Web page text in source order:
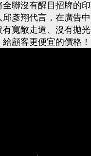
聯沒有醒目招牌的
彥翔代言，在廣告
寬敞走道、沒有拋
顧客更便宜的價格！